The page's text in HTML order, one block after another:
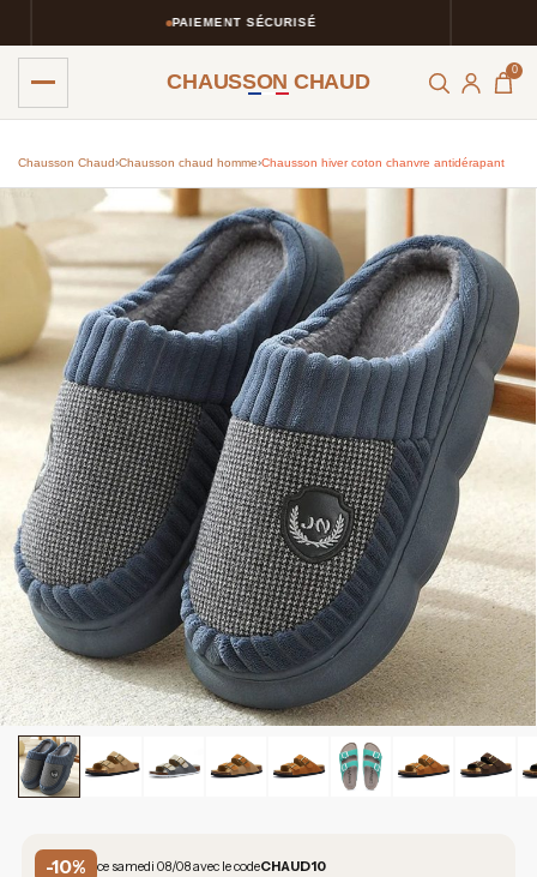
PAIEMENT SÉCURISÉ
CHAUSSON CHAUD 0
Chausson Chaud›Chausson chaud homme​›Chausson hiver coton chanvre antidérapant
-10% ce samedi 08/08 avec le codeCHAUD10